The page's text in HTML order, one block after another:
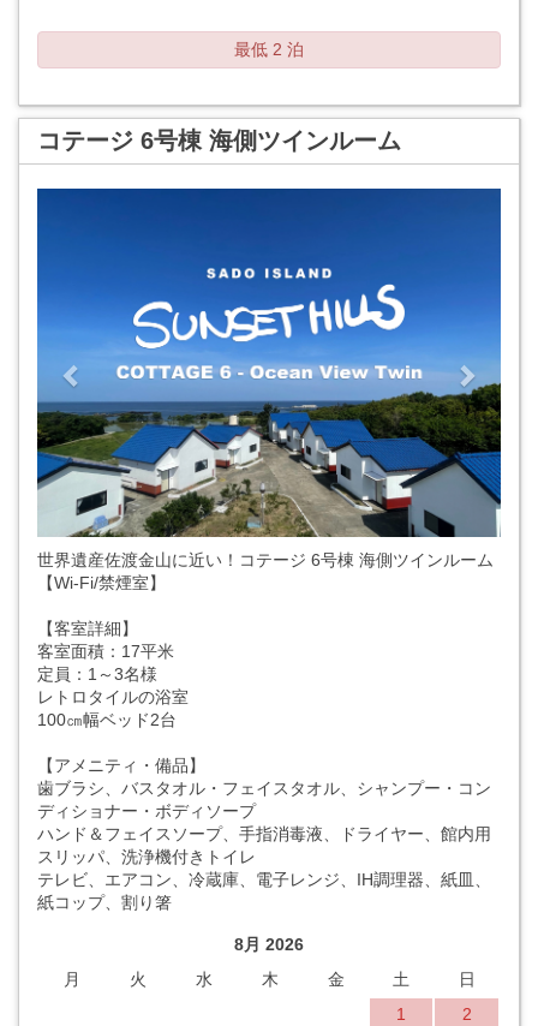
最低 2 泊
コテージ 6号棟 海側ツインルーム
世界遺産佐渡金山に近い！コテージ 6号棟 海側ツインルーム
【Wi-Fi/禁煙室】
【客室詳細】
客室面積：17平米
定員：1～3名様
レトロタイルの浴室
100㎝幅ベッド2台
【アメニティ・備品】
歯ブラシ、バスタオル・フェイスタオル、シャンプー・コン
ディショナー・ボディソープ
ハンド＆フェイスソープ、手指消毒液、ドライヤー、館内用
スリッパ、洗浄機付きトイレ
テレビ、エアコン、冷蔵庫、電子レンジ、IH調理器、紙皿、
紙コップ、割り箸
8月 2026
月
火 水 木 金 土
日
1
2